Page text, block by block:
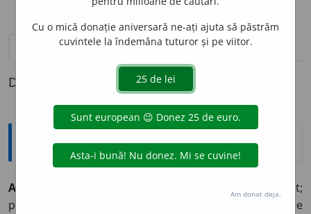
definiții (1) pronunțievolume_up (50)
Definiția cu ID-ul 30394:
Explicative DEX
AP
Trecere a unui astru sub orizont;
priveliște oferită de soare când apune.
Unul dintre
Cu o mică donație aniversară ne-ați ajuta să păstrăm
cuvintele la îndemâna tuturor și pe viitor.
Am donat deja.